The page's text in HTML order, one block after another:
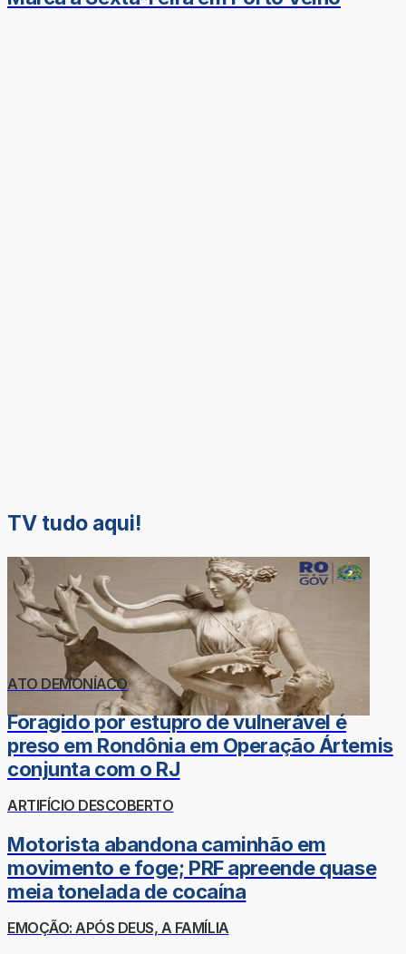
TV tudo aqui!
ATO DEMONÍACO
Foragido por estupro de vulnerável é
preso em Rondônia em Operação Ártemis
conjunta com o RJ
ARTIFÍCIO DESCOBERTO
Motorista abandona caminhão em
movimento e foge; PRF apreende quase
meia tonelada de cocaína
EMOÇÃO: APÓS DEUS, A FAMÍLIA